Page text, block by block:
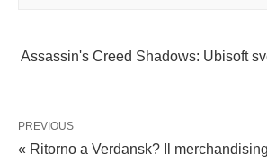
Assassin's Creed Shadows: Ubisoft
PREVIOUS
« Ritorno a Verdansk? Il